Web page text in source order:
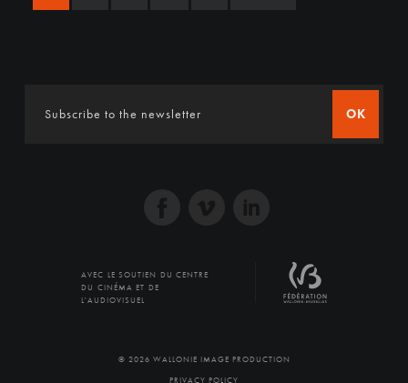
OK
AVEC LE SOUTIEN DU CENTRE
DU CINÉMA ET DE
L'AUDIOVISUEL
© 2026 WALLONIE IMAGE PRODUCTION
PRIVACY POLICY